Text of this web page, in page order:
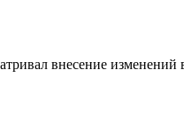
внесение